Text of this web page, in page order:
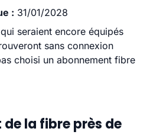
: 31/01/2028
seraient encore équipés
sans connexion
choisi un abonnement fibre
de la fibre près de